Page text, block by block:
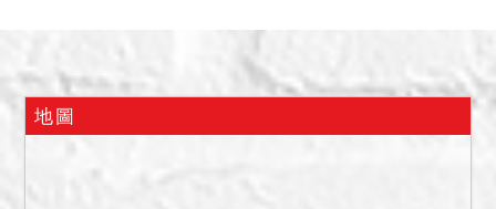
法有不得點交之情事，本院
得不點交。本件拍賣範圍包
物之範圍，另屋內之動產非
地圖